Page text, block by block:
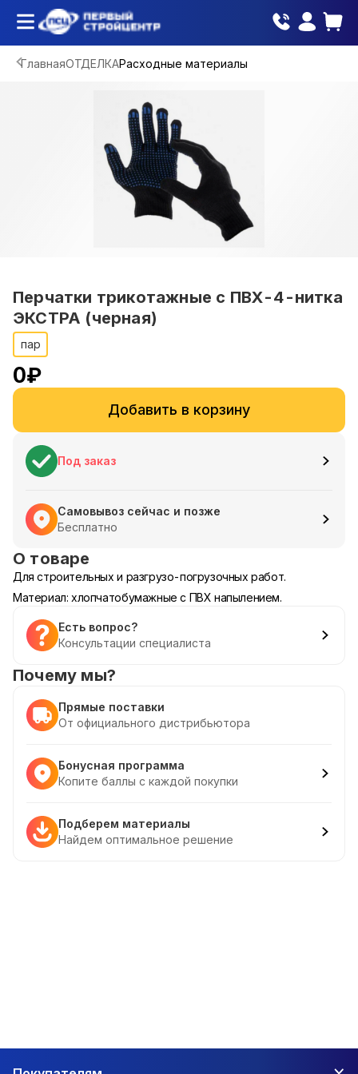
ГлавнаяОТДЕЛКАРасходные материалы
Перчатки трикотажные с ПВХ-4-нитка
ЭКСТРА (черная)
пар
0₽
Добавить в корзину
Под заказ
Самовывоз сейчас и позже
Бесплатно
О товаре
Для строительных и разгрузо-погрузочных работ.
Материал: хлопчатобумажные с ПВХ напылением.
Есть вопрос?
Консультации специалиста
Почему мы?
Прямые поставки
От официального дистрибьютора
Бонусная программа
Копите баллы с каждой покупки
Подберем материалы
Найдем оптимальное решение